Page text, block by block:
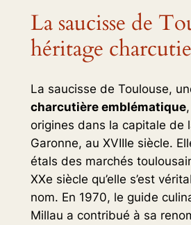
La saucisse de
héritage
La saucisse de Toulouse,
charcutière emblématique
origines dans la capitale de
Garonne, au XVIIIe siècle.
étals des marchés
XXe siècle qu’elle s’est
nom. En 1970, le guide
Millau a contribué à sa